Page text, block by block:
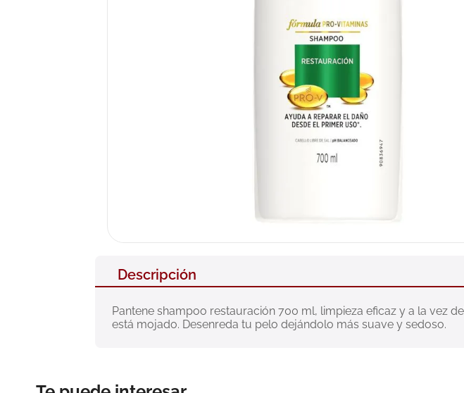
Descripción
Pantene shampoo restauración 700 ml, limpieza eficaz y a la vez
está mojado. Desenreda tu pelo dejándolo más suave y sedoso.
pañales